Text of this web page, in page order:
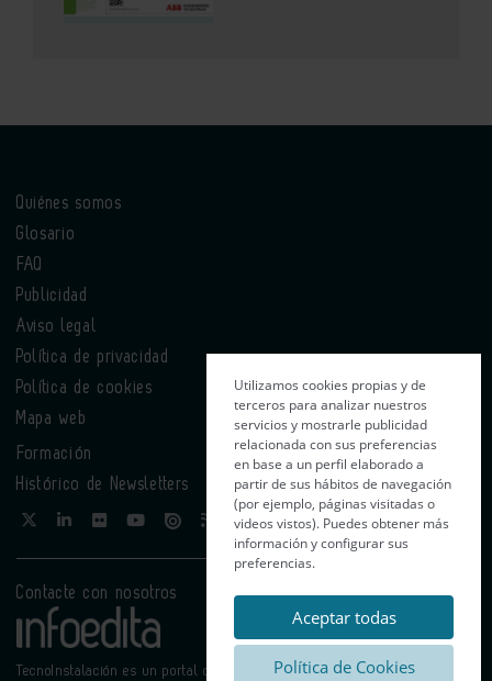
Quiénes somos
Glosario
FAQ
Publicidad
Aviso legal
Política de privacidad
Política de cookies
Mapa web
Formación
Histórico de Newsletters
Contacte con nosotros
TecnoInstalación es un portal de Infoedita
Utilizamos cookies propias y de
terceros para analizar nuestros
servicios y mostrarle publicidad
relacionada con sus preferencias
en base a un perfil elaborado a
partir de sus hábitos de navegación
(por ejemplo, páginas visitadas o
videos vistos). Puedes obtener más
información y configurar sus
preferencias.
Aceptar todas
Política de Cookies